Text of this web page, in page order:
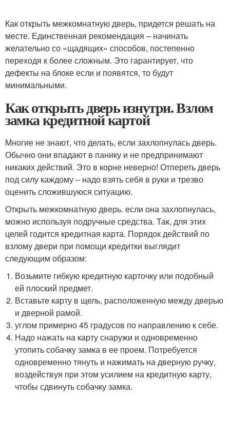
Как открыть межкомнатную дверь, придется решать на
месте. Единственная рекомендация – начинать
желательно со «щадящих» способов, постепенно
переходя к более сложным. Это гарантирует, что
дефекты на блоке если и появятся, то будут
минимальными.
Как открыть дверь изнутри. Взлом
замка кредитной картой
Многие не знают, что делать, если захлопнулась дверь.
Обычно они впадают в панику и не предпринимают
никаких действий. Это в корне неверно! Отпереть дверь
под силу каждому – надо взять себя в руки и трезво
оценить сложившуюся ситуацию.
Открыть межкомнатную дверь. если она захлопнулась,
можно используя подручные средства. Так, для этих
целей годится кредитная карта. Порядок действий по
взлому двери при помощи кредитки выглядит
следующим образом:
Возьмите гибкую кредитную карточку или подобный
ей плоский предмет.
Вставьте карту в щель, расположенную между дверью
и дверной рамой.
углом примерно 45 градусов по направлению к себе.
Надо нажать на карту снаружи и одновременно
утопить собачку замка в ее проем. Потребуется
одновременно тянуть и нажимать на дверную ручку,
воздействуя при этом усилием на кредитную карту,
чтобы сдвинуть собачку замка.